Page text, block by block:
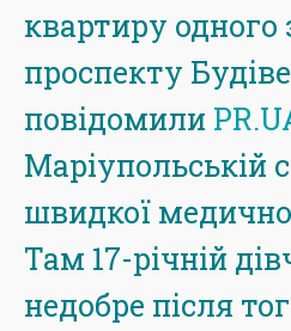
квартиру одного
проспекту
повідомили
Маріупольській
швидкої
Там 17-річній
недобре після